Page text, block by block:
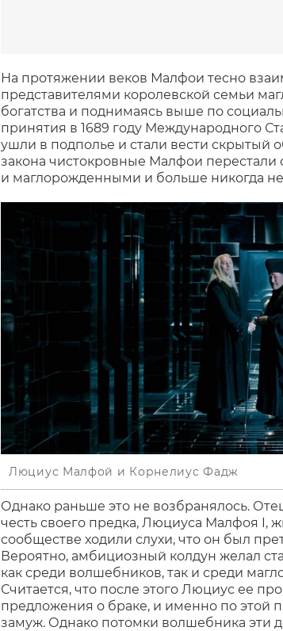
На протяжении веков Малфои тесно
представителями королевской семьи
богатства и поднимаясь выше по
принятия в 1689 году Международного
ушли в подполье и стали вести скрытый
закона чистокровные Малфои перестали
и маглорожденными и больше никогда
Люциус Малфой и Корнелиус Фадж
Однако раньше это не возбранялось.
честь своего предка, Люциуса Малфоя I,
сообществе ходили слухи, что он был
Вероятно, амбициозный колдун желал
как среди волшебников, так и среди
Считается, что после этого Люциус ее
предложения о браке, и именно по этой
замуж. Однако потомки волшебника эти